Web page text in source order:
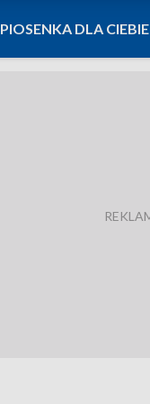
PIOSENKA DLA CIEBIE